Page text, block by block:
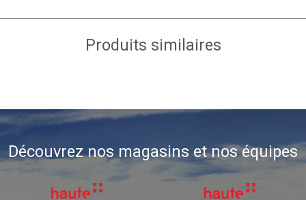
Produits similaires
Découvrez nos magasins et nos équipes